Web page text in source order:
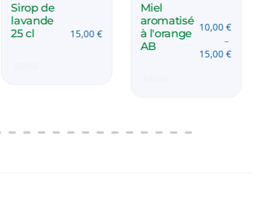
Sirop de
lavande
25 cl
15,00€
Miel
aromatisé
à l'orange
AB
10,00€
–
15,00€